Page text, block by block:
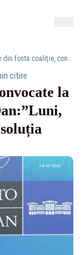
Partidele din fosta coaliție, convocate la Palatul Cotroceni. Nicușor Dan:”Luni, vreau ca liderii să îmi spună soluția pentru o majoritate”
citire
la